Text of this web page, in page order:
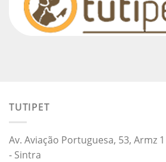
TUTIPET
Av. Aviação Portuguesa, 53, Armz
- Sintra